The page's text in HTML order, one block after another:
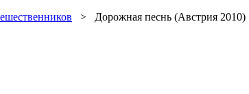
> Дорожная песнь (Австрия 2010)